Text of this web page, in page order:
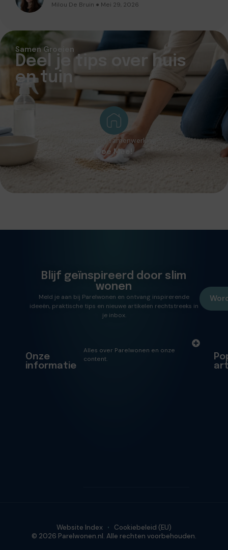
Milou De Bruin ● Mei 29, 2026
Samen Groeien
Deel je tips over huis
en tuin
Interesse in samenwerking?
Doe Mee!
Blijf geïnspireerd door slim
wonen
Meld je aan bij Parelwonen en ontvang inspirerende
ideeën, praktische tips en nieuwe artikelen rechtstreeks in
je inbox.
Onze
informatie
Alles over Parelwonen en onze
content.
© 2026 Parelwonen.nl. Alle rechten voorbehouden.
Website Index Cookiebeleid (EU)